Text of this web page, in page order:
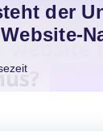
der